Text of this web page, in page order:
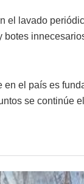
el lavado
el país es
se continúe